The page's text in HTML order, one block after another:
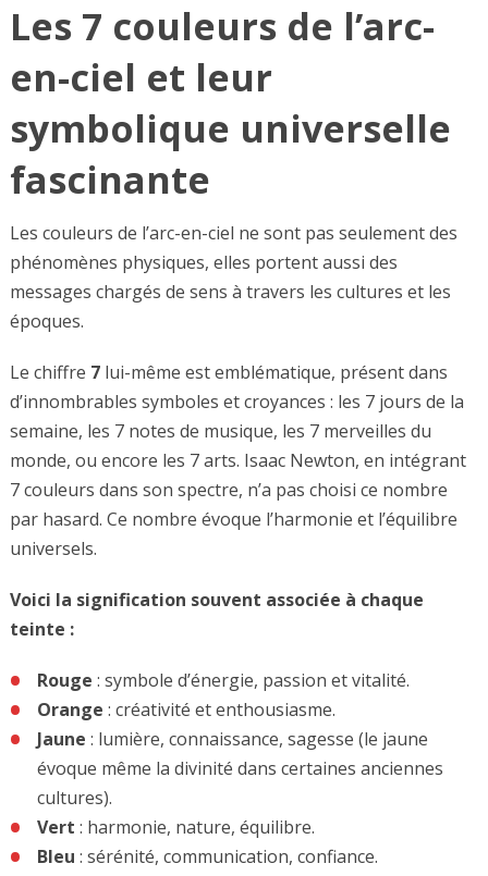
Les 7 couleurs de l’arc-
en-ciel et leur
symbolique universelle
fascinante
Les couleurs de l’arc-en-ciel ne sont pas seulement des
phénomènes physiques, elles portent aussi des
messages chargés de sens à travers les cultures et les
époques.
Le chiffre 7lui-même est emblématique, présent dans
d’innombrables symboles et croyances : les 7 jours de la
semaine, les 7 notes de musique, les 7 merveilles du
monde, ou encore les 7 arts. Isaac Newton, en intégrant
7 couleurs dans son spectre, n’a pas choisi ce nombre
par hasard. Ce nombre évoque l’harmonie et l’équilibre
universels.
Voici la signification souvent associée à chaque
teinte :
Rouge : symbole d’énergie, passion et vitalité.
Orange : créativité et enthousiasme.
Jaune : lumière, connaissance, sagesse (le jaune
évoque même la divinité dans certaines anciennes
cultures).
Vert : harmonie, nature, équilibre.
Bleu : sérénité, communication, confiance.